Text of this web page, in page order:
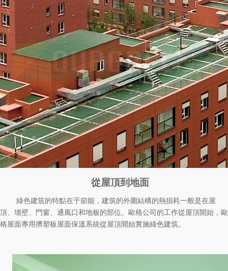
從屋頂到地面
綠色建筑的特點在于節能，建筑的外圍結構的熱損耗一般是在屋
頂、墻壁、門窗、通風口和地板的部位。歐格公司的工作從屋頂開始，歐
格 屋面專用擠塑板 屋面保溫系統從屋頂開始實施綠色建筑。